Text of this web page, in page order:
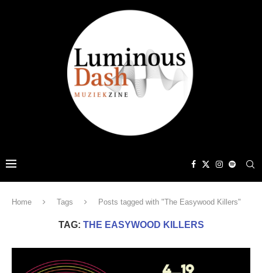
Home Tags Posts tagged with "The Easywood Killers"
TAG: THE EASYWOOD KILLERS